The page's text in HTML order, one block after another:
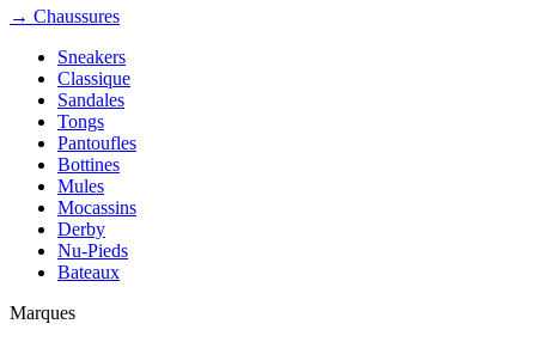
→ Chaussures
Sneakers
Classique
Sandales
Tongs
Pantoufles
Bottines
Mules
Mocassins
Derby
Nu-Pieds
Bateaux
Marques